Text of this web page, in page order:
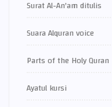
Surat Al-An'am ditulis
Suara Alquran voice
Parts of the Holy Quran
Ayatul kursi